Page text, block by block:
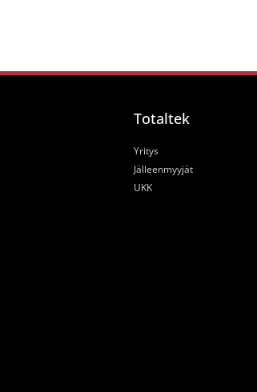
Totaltek
Yritys
Jälleenmyyjät
UKK